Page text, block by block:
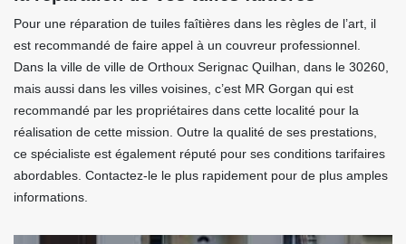
Pour une réparation de tuiles faîtières dans les règles de l’art, il
est recommandé de faire appel à un couvreur professionnel.
Dans la ville de ville de Orthoux Serignac Quilhan, dans le 30260,
mais aussi dans les villes voisines, c’est MR Gorgan qui est
recommandé par les propriétaires dans cette localité pour la
réalisation de cette mission. Outre la qualité de ses prestations,
ce spécialiste est également réputé pour ses conditions tarifaires
abordables. Contactez-le le plus rapidement pour de plus amples
informations.